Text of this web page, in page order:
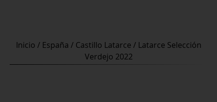
Inicio / España / Castillo Latarce / Latarce Selección
Verdejo 2022